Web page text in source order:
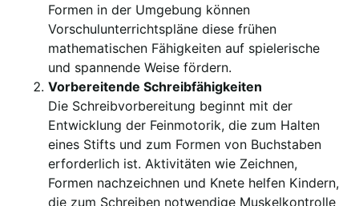
Formen in der Umgebung können
Vorschulunterrichtspläne diese frühen
mathematischen Fähigkeiten auf spielerische
und spannende Weise fördern.
Vorbereitende Schreibfähigkeiten
Die Schreibvorbereitung beginnt mit der
Entwicklung der Feinmotorik, die zum Halten
eines Stifts und zum Formen von Buchstaben
erforderlich ist. Aktivitäten wie Zeichnen,
Formen nachzeichnen und Knete helfen Kindern,
die zum Schreiben notwendige Muskelkontrolle